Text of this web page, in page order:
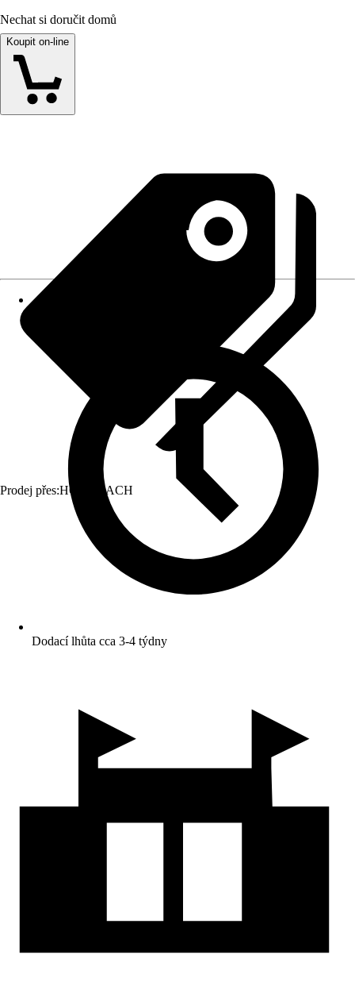
Nechat si doručit domů
Koupit on-line
Prodej přes:HORNBACH
Dodací lhůta cca 3-4 týdny